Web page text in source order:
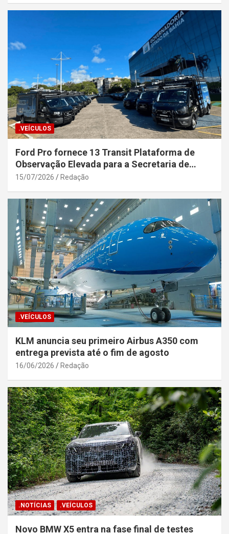
.VEÍCULOS
Ford Pro fornece 13 Transit Plataforma de
Observação Elevada para a Secretaria de
Segurança Pública da Bahia
15/07/2026 Redação
.VEÍCULOS
KLM anuncia seu primeiro Airbus A350 com
entrega prevista até o fim de agosto
16/06/2026 Redação
.NOTÍCIAS .VEÍCULOS
Novo BMW X5 entra na fase final de testes